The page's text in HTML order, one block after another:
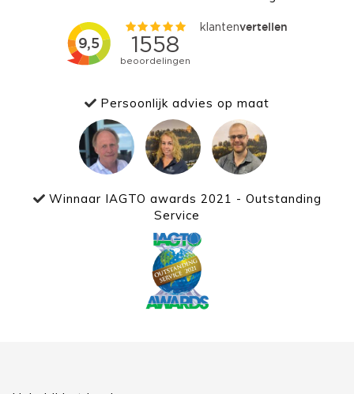
Persoonlijk advies op maat
Winnaar IAGTO awards 2021 - Outstanding
Service